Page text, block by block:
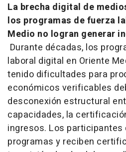
La brecha digital de
los programas de fuerza
Medio no logran generar
Durante décadas, los
laboral digital en Oriente
tenido dificultades para
económicos verificables
desconexión estructural
capacidades, la
ingresos. Los participantes
programas y reciben